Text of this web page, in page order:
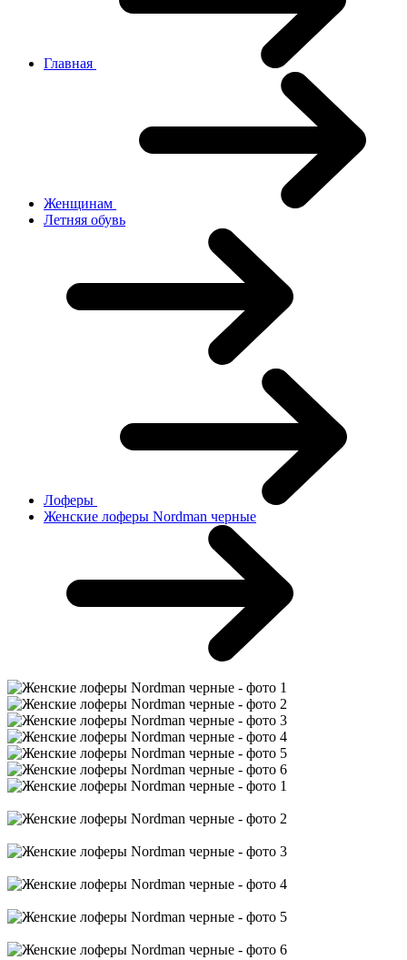
Главная
Женщинам
Летняя обувь
Лоферы
Женские лоферы Nordman черные